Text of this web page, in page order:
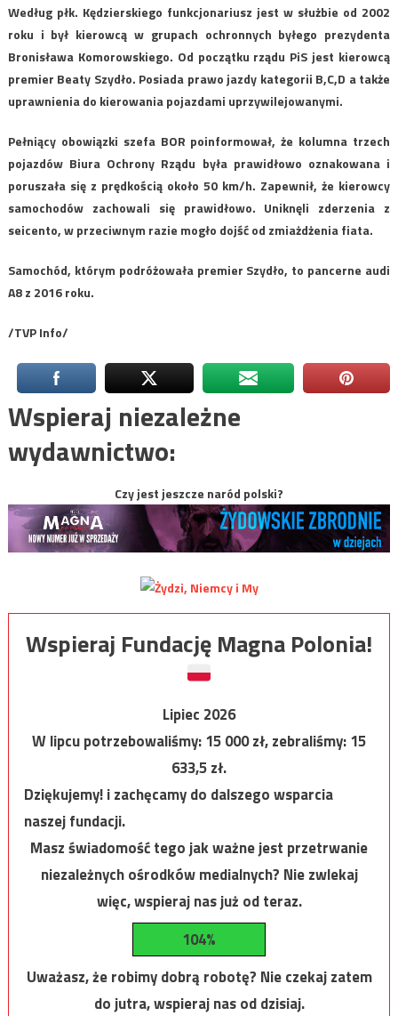
Według płk. Kędzierskiego funkcjonariusz jest w służbie od 2002
roku i był kierowcą w grupach ochronnych byłego prezydenta
Bronisława Komorowskiego. Od początku rządu PiS jest kierowcą
premier Beaty Szydło. Posiada prawo jazdy kategorii B,C,D a także
uprawnienia do kierowania pojazdami uprzywilejowanymi.
Pełniący obowiązki szefa BOR poinformował, że kolumna trzech
pojazdów Biura Ochrony Rządu była prawidłowo oznakowana i
poruszała się z prędkością około 50 km/h. Zapewnił, że kierowcy
samochodów zachowali się prawidłowo. Uniknęli zderzenia z
seicento, w przeciwnym razie mogło dojść od zmiażdżenia fiata.
Samochód, którym podróżowała premier Szydło, to pancerne audi
A8 z 2016 roku.
/TVP Info/
Wspieraj niezależne
wydawnictwo:
Czy jest jeszcze naród polski?
Wspieraj Fundację Magna Polonia!
Lipiec 2026
W lipcu potrzebowaliśmy:15 000zł, zebraliśmy:15
633,5zł.
Dziękujemy! i zachęcamy do dalszego wsparcia
naszej fundacji.
Masz świadomość tego jak ważne jest przetrwanie
niezależnych ośrodków medialnych? Nie zwlekaj
więc, wspieraj nas już od teraz.
104%
Uważasz, że robimy dobrą robotę? Nie czekaj zatem
do jutra, wspieraj nas od dzisiaj.